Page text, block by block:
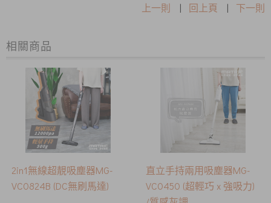
上一則 | 回上頁 | 下一則
相關商品
2in1無線超靚吸塵器MG-
VC0824B (DC無刷馬達)
直立手持兩用吸塵器MG-
VC0450 (超輕巧 x 強吸力)